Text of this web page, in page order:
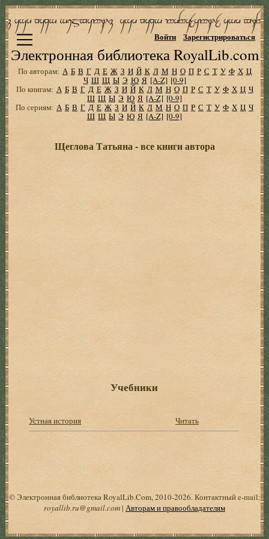
Электронная библиотека RoyalLib.com
Войти Зарегистрироваться
По авторам: А Б В Г Д Е Ж З И Й К Л М Н О П Р С Т У Ф Х Ц
Ч Ш Щ Ы Э Ю Я [A-Z] [0-9]
По книгам: А Б В Г Д Е Ж З И Й К Л М Н О П Р С Т У Ф Х Ц Ч
Ш Щ Ы Э Ю Я [A-Z] [0-9]
По сериям: А Б В Г Д Е Ж З И Й К Л М Н О П Р С Т У Ф Х Ц Ч
Ш Щ Ы Э Ю Я [A-Z] [0-9]
Щеглова Татьяна - все книги автора
Учебники
Устная история Читать
© Электронная библиотека RoyalLib.Com, 2010-2026. Контактный e-mail:
royallib.ru@gmail.com| Авторам и правообладателям